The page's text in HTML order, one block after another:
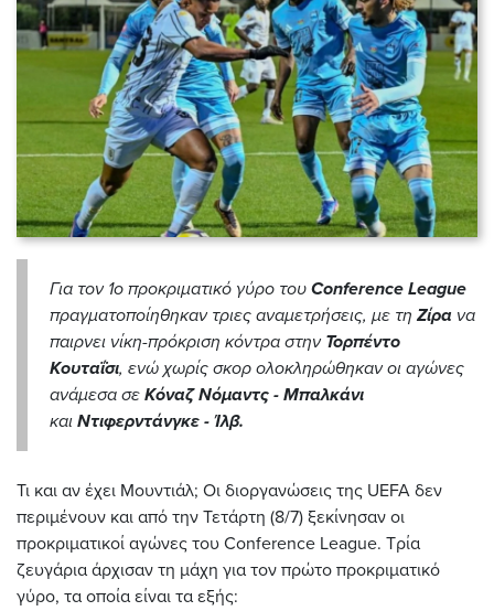
Για τον 1ο προκριματικό γύρο του Conference League
πραγματοποίηθηκαν τριες αναμετρήσεις, με τη Ζίρα να
παιρνει νίκη-πρόκριση κόντρα στην Τορπέντο
Κουταΐσι, ενώ χωρίς σκορ ολοκληρώθηκαν οι αγώνες
ανάμεσα σε Κόναζ Νόμαντς - Μπαλκάνι
και Ντιφερντάνγκε - Ίλβ.
Τι και αν έχει Μουντιάλ; Οι διοργανώσεις της UEFA δεν
περιμένουν και από την Τετάρτη (8/7) ξεκίνησαν οι
προκριματικοί αγώνες του Conference League. Τρία
ζευγάρια άρχισαν τη μάχη για τον πρώτο προκριματικό
γύρο, τα οποία είναι τα εξής: